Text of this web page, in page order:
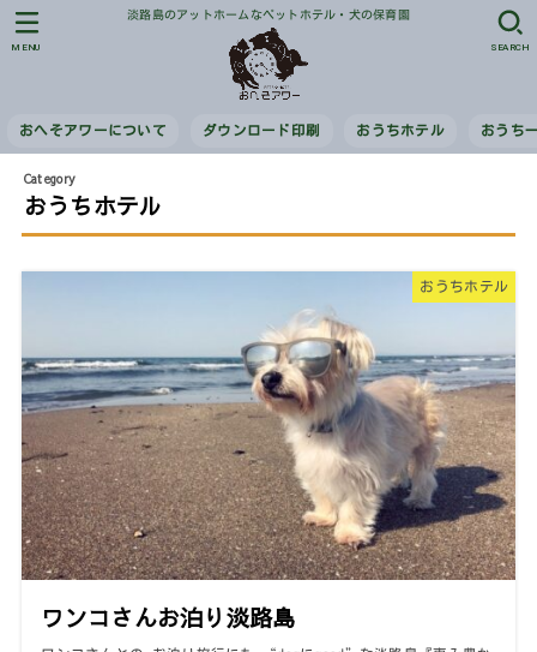
淡路島のアットホームなペットホテル・犬の保育園
おへそアワーについて ダウンロード印刷 おうちホテル おうち
SEARCH
MENU
おうちホテル
おうちホテル
ワンコさんお泊り淡路島